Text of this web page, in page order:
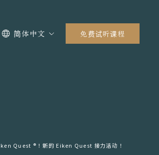
简体中文 免费试听课程
Quest ®︎！新的 Eiken Quest 接力活动！